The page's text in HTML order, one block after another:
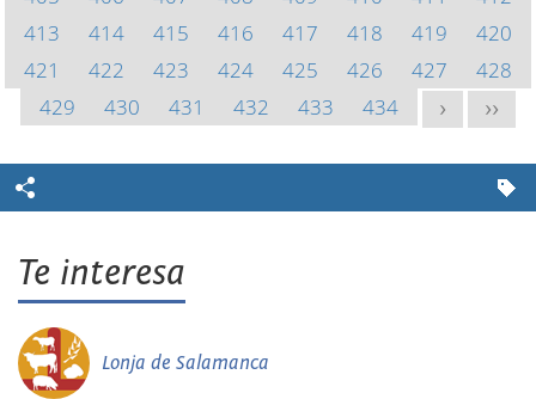
413
414 415 416 417 418 419
420
421
422 423 424 425 426 427
428
429
430 431 432 433 434 > >>
Te interesa
Lonja de Salamanca